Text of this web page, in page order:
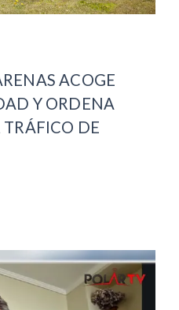
ACOGE
Y ORDENA
DE